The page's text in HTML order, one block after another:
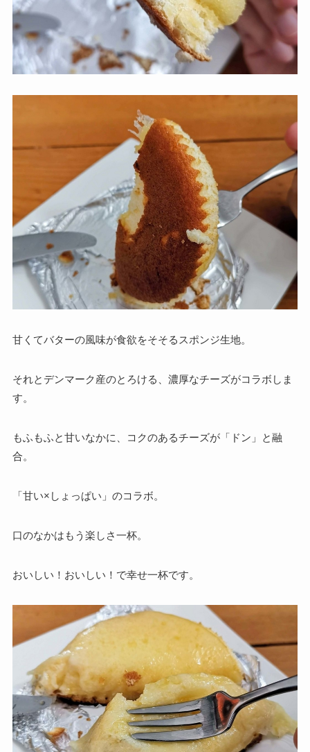
甘くてバターの風味が食欲をそそるスポンジ生地。
それとデンマーク産のとろける、濃厚なチーズがコラボしま
す。
もふもふと甘いなかに、コクのあるチーズが「ドン」と融
合。
「甘い×しょっぱい」のコラボ。
口のなかはもう楽しさ一杯。
おいしい！おいしい！で幸せ一杯です。